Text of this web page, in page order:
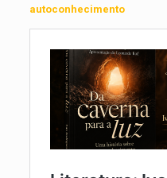
autoconhecimento